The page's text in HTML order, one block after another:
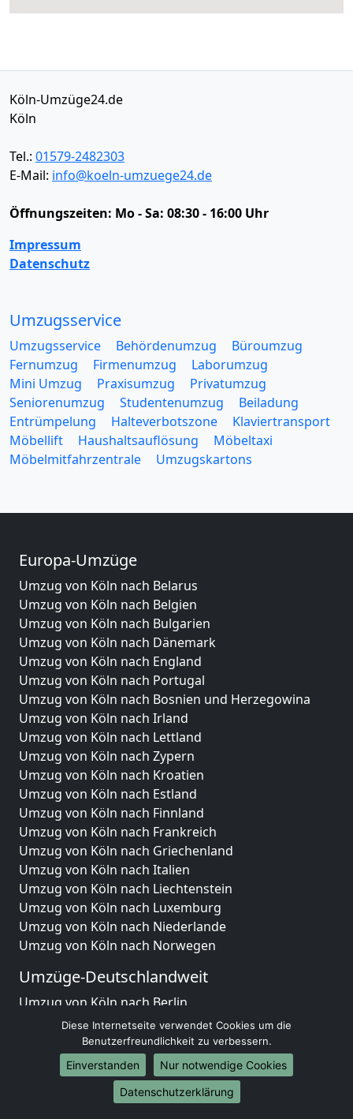
Köln-Umzüge24.de
Köln
Tel.: 01579-2482303
E-Mail: info@koeln-umzuege24.de
Öffnungszeiten: Mo - Sa: 08:30 - 16:00 Uhr
Impressum
Datenschutz
Umzugsservice
Umzugsservice Behördenumzug
Büroumzug
Fernumzug
Firmenumzug
Laborumzug
Mini Umzug
Praxisumzug
Privatumzug
Seniorenumzug
Studentenumzug
Beiladung
Entrümpelung
Halteverbotszone
Klaviertransport
Möbellift
Haushaltsauflösung
Möbeltaxi
Möbelmitfahrzentrale
Umzugskartons
Europa-Umzüge
Umzug von Köln nach Belarus
Umzug von Köln nach Belgien
Umzug von Köln nach Bulgarien
Umzug von Köln nach Dänemark
Umzug von Köln nach England
Umzug von Köln nach Portugal
Umzug von Köln nach Bosnien und Herzegowina
Umzug von Köln nach Irland
Umzug von Köln nach Lettland
Umzug von Köln nach Zypern
Umzug von Köln nach Kroatien
Umzug von Köln nach Estland
Umzug von Köln nach Finnland
Umzug von Köln nach Frankreich
Umzug von Köln nach Griechenland
Umzug von Köln nach Italien
Umzug von Köln nach Liechtenstein
Umzug von Köln nach Luxemburg
Umzug von Köln nach Niederlande
Umzug von Köln nach Norwegen
Umzüge-Deutschlandweit
Umzug von Köln nach Berlin
Umzug von Köln nach Hamburg
Umzug von Köln nach München
Umzug von Köln nach Köln
Umzug von Köln nach Frankfurt am Main
Umzug von Köln nach Stuttgart
Diese Internetseite verwendet Cookies um die
Benutzerfreundlichkeit zu verbessern.
Einverstanden
Nur notwendige Cookies
Datenschutzerklärung